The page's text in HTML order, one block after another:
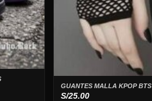
GUANTES MALLA KPOP BTS
S/25.00